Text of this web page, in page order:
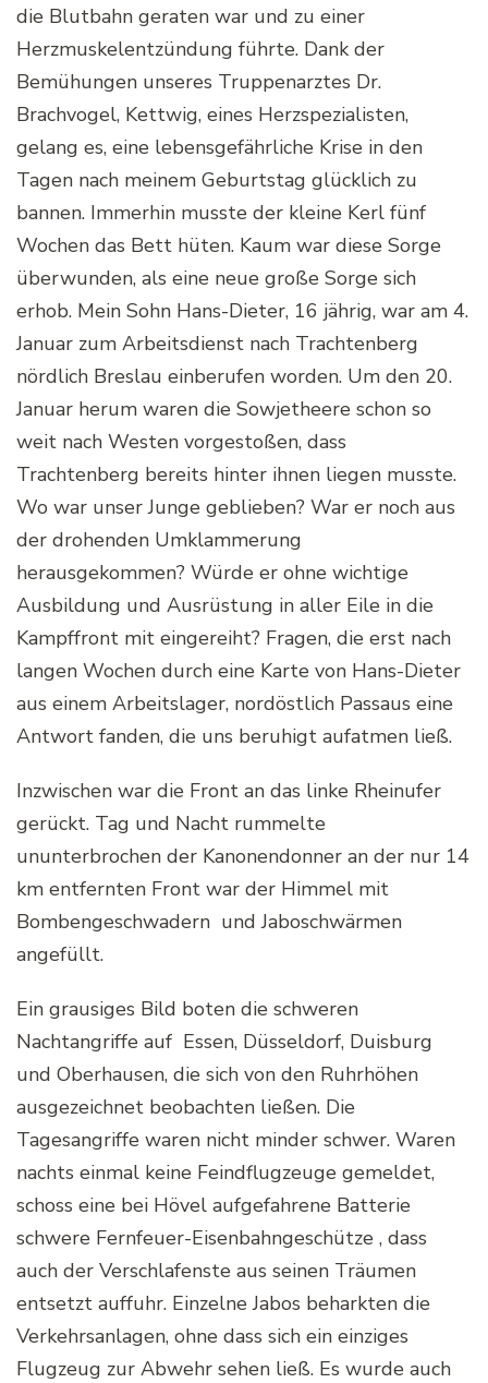
die Blutbahn geraten war und zu einer
Herzmuskelentzündung führte. Dank der
Bemühungen unseres Truppenarztes Dr.
Brachvogel, Kettwig, eines Herzspezialisten,
gelang es, eine lebensgefährliche Krise in den
Tagen nach meinem Geburtstag glücklich zu
bannen. Immerhin musste der kleine Kerl fünf
Wochen das Bett hüten. Kaum war diese Sorge
überwunden, als eine neue große Sorge sich
erhob. Mein Sohn Hans-Dieter, 16 jährig, war am 4.
Januar zum Arbeitsdienst nach Trachtenberg
nördlich Breslau einberufen worden. Um den 20.
Januar herum waren die Sowjetheere schon so
weit nach Westen vorgestoßen, dass
Trachtenberg bereits hinter ihnen liegen musste.
Wo war unser Junge geblieben? War er noch aus
der drohenden Umklammerung
herausgekommen? Würde er ohne wichtige
Ausbildung und Ausrüstung in aller Eile in die
Kampffront mit eingereiht? Fragen, die erst nach
langen Wochen durch eine Karte von Hans-Dieter
aus einem Arbeitslager, nordöstlich Passaus eine
Antwort fanden, die uns beruhigt aufatmen ließ.
Inzwischen war die Front an das linke Rheinufer
gerückt. Tag und Nacht rummelte
ununterbrochen der Kanonendonner an der nur 14
km entfernten Front war der Himmel mit
Bombengeschwadern und Jaboschwärmen
angefüllt.
Ein grausiges Bild boten die schweren
Nachtangriffe auf Essen, Düsseldorf, Duisburg
und Oberhausen, die sich von den Ruhrhöhen
ausgezeichnet beobachten ließen. Die
Tagesangriffe waren nicht minder schwer. Waren
nachts einmal keine Feindflugzeuge gemeldet,
schoss eine bei Hövel aufgefahrene Batterie
schwere Fernfeuer-Eisenbahngeschütze , dass
auch der Verschlafenste aus seinen Träumen
entsetzt auffuhr. Einzelne Jabos beharkten die
Verkehrsanlagen, ohne dass sich ein einziges
Flugzeug zur Abwehr sehen ließ. Es wurde auch